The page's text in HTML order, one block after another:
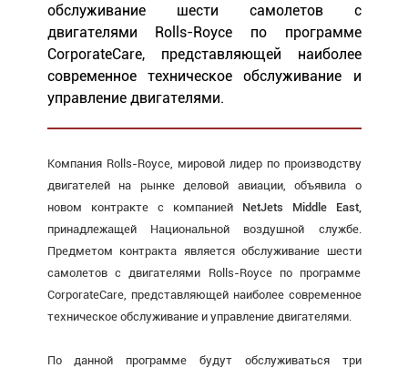
обслуживание шести самолетов с
двигателями Rolls-Royce по программе
CorporateCare, представляющей наиболее
современное техническое обслуживание и
управление двигателями.
Компания Rolls-Royce, мировой лидер по производству
двигателей на рынке деловой авиации, объявила о
новом контракте с компанией NetJets Middle East,
принадлежащей Национальной воздушной службе.
Предметом контракта является обслуживание шести
самолетов с двигателями Rolls-Royce по программе
CorporateCare, представляющей наиболее современное
техническое обслуживание и управление двигателями.
По данной программе будут обслуживаться три